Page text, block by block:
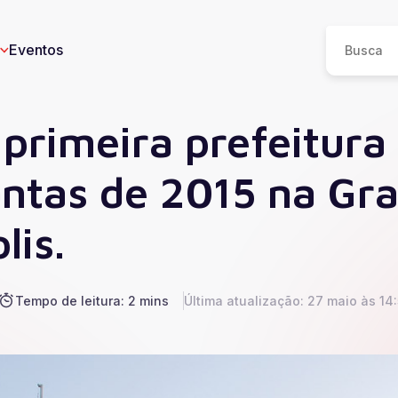
Saúde Educação
Eventos
primeira prefeitura
de 2015 na
Tempo de leitura: 2 mins Última atualização: 27 maio às